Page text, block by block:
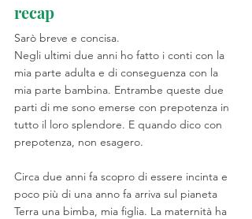
recap
Sarò breve e concisa.
Negli ultimi due anni ho fatto i conti con la
mia parte adulta e di conseguenza con la
mia parte bambina. Entrambe queste due
parti di me sono emerse con prepotenza in
tutto il loro splendore. E quando dico con
prepotenza, non esagero.
Circa due anni fa scopro di essere incinta e
poco più di una anno fa arriva sul pianeta
Terra una bimba, mia figlia. La maternità ha